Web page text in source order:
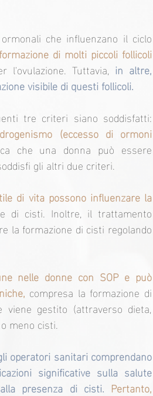
che influenzano il ciclo
di molti piccoli follicoli
l'ovulazione. Tuttavia, in altre,
visibile di questi follicoli.
(eccesso di ormoni
che una donna può essere
gli altri due criteri.
di vita possono influenzare la
di cisti. Inoltre, il trattamento
la formazione di cisti regolando
nelle donne con SOP e può
compresa la formazione di
gestito (attraverso dieta,
meno cisti.
operatori sanitari comprendano
significative sulla salute
presenza di cisti. Pertanto,